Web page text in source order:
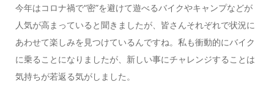
今年はコロナ禍で“密”を避けて遊べるバイクやキャンプなどが
人気が高まっていると聞きましたが、皆さんそれぞれで状況に
あわせて楽しみを見つけているんですね。私も衝動的にバイク
に乗ることになりましたが、新しい事にチャレンジすることは
気持ちが若返る気がしました。